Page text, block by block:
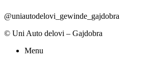
@uniautodelovi_gewinde_gajdobra
© Uni Auto delovi – Gajdobra
Menu